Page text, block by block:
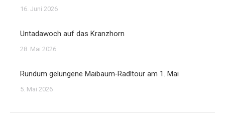
16. Juni 2026
Untadawoch auf das Kranzhorn
28. Mai 2026
Rundum gelungene Maibaum‑Radltour am 1. Mai
5. Mai 2026